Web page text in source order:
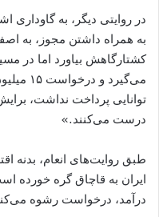
در روایتی دیگر، به گاوداری
به همراه داشتن مجوز، به
کشتارگاهش بیاورد اما در
توانایی پرداخت نداشت،
درست می‌کنند.»
طبق روایت‌های انعام، بدنه
ایران به قاچاق گره خورده
درآمد، درخواست رشوه